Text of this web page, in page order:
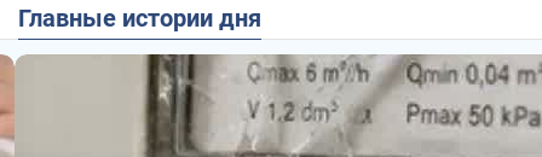
Главные истории дня